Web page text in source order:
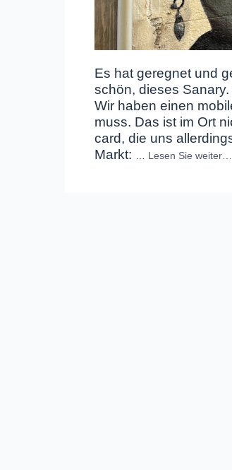
Es hat geregnet und
schön, dieses
Wir haben einen
muss. Das ist im Ort
card, die uns
Markt: … Lesen Sie weiter…